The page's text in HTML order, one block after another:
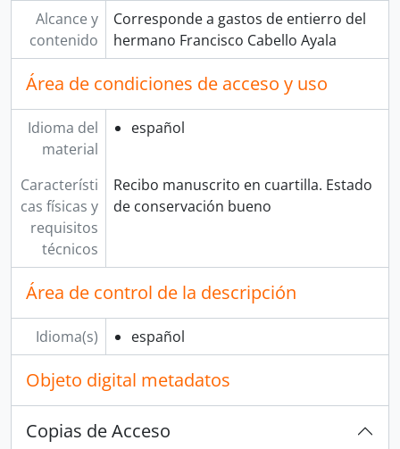
Alcance y
contenido
Corresponde a gastos de entierro del
hermano Francisco Cabello Ayala
Área de condiciones de acceso y uso
Idioma del
material
español
Característi
cas físicas y
requisitos
técnicos
Recibo manuscrito en cuartilla. Estado
de conservación bueno
Área de control de la descripción
Idioma(s) español
Objeto digital metadatos
Copias de Acceso